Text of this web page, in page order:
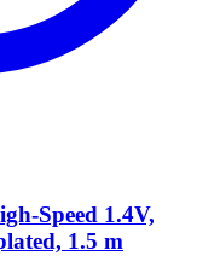
Speed 1.4V,
1.5 m